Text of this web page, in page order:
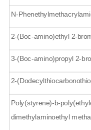
N-
2-(Boc-amino)ethyl 2-
3-(Boc-amino)propyl 2-
2-
Poly(styrene)-b-
dimethylaminoethyl